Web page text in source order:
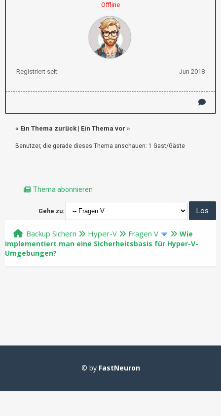
Offline
Registriert seit: Jun 2018
« Ein Thema zurück | Ein Thema vor »
Benutzer, die gerade dieses Thema anschauen: 1 Gast/Gäste
Thema abonnieren
Gehe zu:
Backup Sichern Hyper-V Fragen V
Wie
implementiert man eine Sicherheitsbasis für Hyper-V-
Umgebungen?
© by FastNeuron